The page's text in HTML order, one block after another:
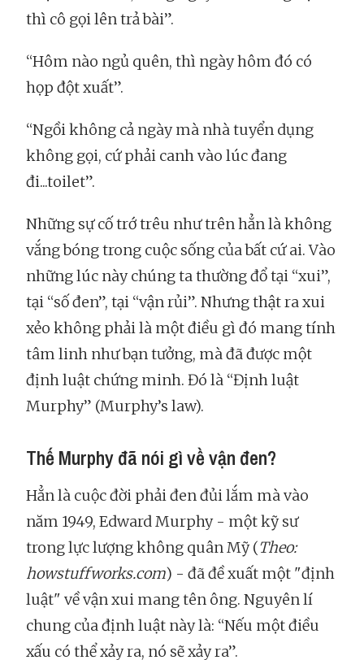
thì cô gọi lên trả bài”.
“Hôm nào ngủ quên, thì ngày hôm đó có
họp đột xuất”.
“Ngồi không cả ngày mà nhà tuyển dụng
không gọi, cứ phải canh vào lúc đang
đi...toilet”.
Những sự cố trớ trêu như trên hẳn là không
vắng bóng trong cuộc sống của bất cứ ai. Vào
những lúc này chúng ta thường đổ tại “xui”,
tại “số đen”, tại “vận rủi”. Nhưng thật ra xui
xẻo không phải là một điều gì đó mang tính
tâm linh như bạn tưởng, mà đã được một
định luật chứng minh. Đó là “Định luật
Murphy” (Murphy’s law).
Thế Murphy đã nói gì về vận đen?
Hẳn là cuộc đời phải đen đủi lắm mà vào
năm 1949, Edward Murphy - một kỹ sư
trong lực lượng không quân Mỹ (Theo:
howstuffworks.com) - đã đề xuất một "định
luật" về vận xui mang tên ông. Nguyên lí
chung của định luật này là: “Nếu một điều
xấu có thể xảy ra, nó sẽ xảy ra”.